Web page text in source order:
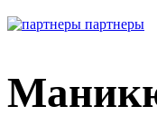
партнеры